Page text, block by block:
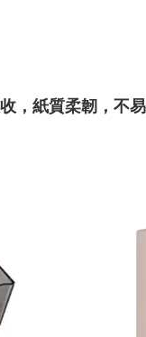
，紙質柔韌，不